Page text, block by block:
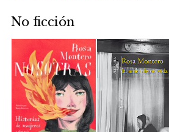
No ficción